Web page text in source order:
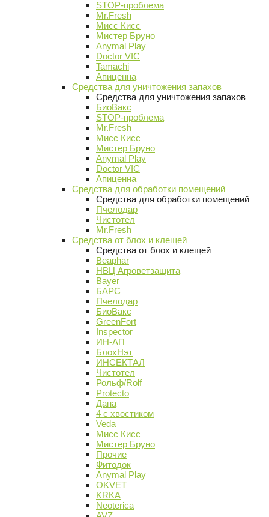
STOP-проблема
Mr.Fresh
Мисс Кисс
Мистер Бруно
Anymal Play
Doctor VIC
Tamachi
Апиценна
Средства для уничтожения запахов
Средства для уничтожения запахов
БиоВакс
STOP-проблема
Mr.Fresh
Мисс Кисс
Мистер Бруно
Anymal Play
Doctor VIC
Апиценна
Средства для обработки помещений
Средства для обработки помещений
Пчелодар
Чистотел
Mr.Fresh
Средства от блох и клещей
Средства от блох и клещей
Beaphar
НВЦ Агроветзащита
Bayer
БАРС
Пчелодар
БиоВакс
GreenFort
Inspector
ИН-АП
БлохНэт
ИНСЕКТАЛ
Чистотел
Рольф/Rolf
Protecto
Дана
4 с хвостиком
Veda
Мисс Кисс
Мистер Бруно
Прочие
Фитодок
Anymal Play
OKVET
KRKA
Neoterica